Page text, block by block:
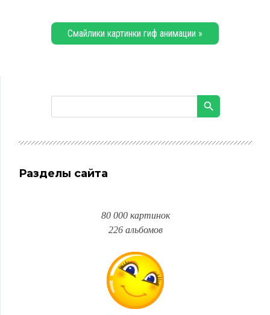
Смайлики картинки гиф анимации »
Разделы сайта
80 000 картинок
226 альбомов